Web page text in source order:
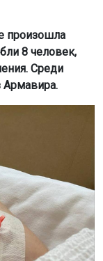
произошла
8 человек,
Среди
Армавира.